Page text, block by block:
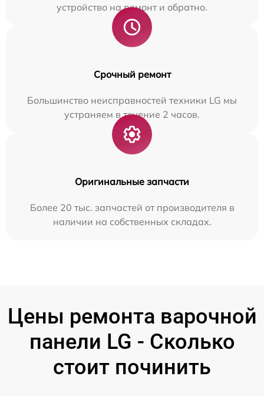
устройство на ремонт и обратно.
Срочный ремонт
Большинство неисправностей техники LG мы
устраняем в течение 2 часов.
Оригинальные запчасти
Более 20 тыс. запчастей от производителя в
наличии на собственных складах.
Цены ремонта варочной
панели LG - Сколько
стоит починить